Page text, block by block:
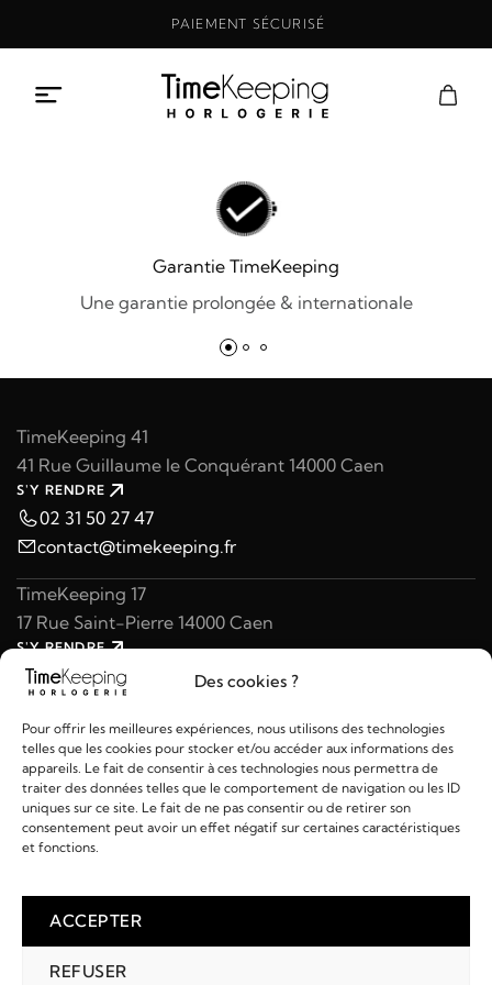
Des cookies ?
Pour offrir les meilleures expériences, nous utilisons des technologies
telles que les cookies pour stocker et/ou accéder aux informations des
appareils. Le fait de consentir à ces technologies nous permettra de
traiter des données telles que le comportement de navigation ou les ID
uniques sur ce site. Le fait de ne pas consentir ou de retirer son
consentement peut avoir un effet négatif sur certaines caractéristiques
et fonctions.
ACCEPTER
REFUSER
PAIEMENT SÉCURISÉ
Garantie TimeKeeping
Une garantie prolongée & internationale
TimeKeeping 41
41 Rue Guillaume le Conquérant 14000 Caen
S'Y RENDRE
02 31 50 27 47
contact@timekeeping.fr
TimeKeeping 17
17 Rue Saint-Pierre 14000 Caen
S'Y RENDRE
02 31 47 49 97
contact@timekeeping.fr
Liens utiles
2026 © TIMEKEEPING - Réalisé par